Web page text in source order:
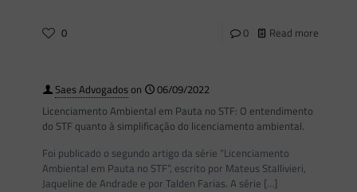
0 0 Read more
Saes Advogadoson
06/09/2022
Licenciamento Ambiental em Pauta no STF: O entendimento
do STF quanto à simplificação do licenciamento ambiental.
Foi publicado o segundo artigo da série “Licenciamento
Ambiental em Pauta no STF”, escrito por Mateus Stallivieri,
Jaqueline de Andrade e por Talden Farias. A série […]